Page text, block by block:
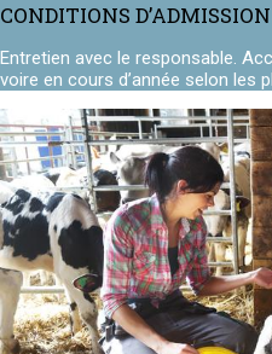
CONDITIONS D’ADMISSION
Entretien avec le responsable.
voire en cours d’année selon les